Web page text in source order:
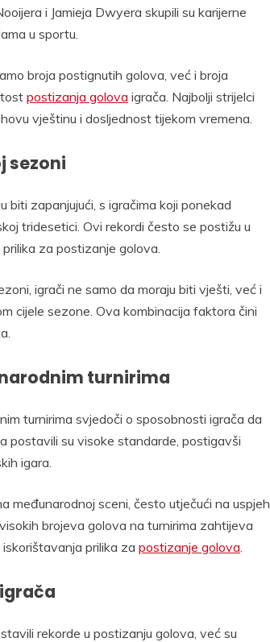
i Jamieja Dwyera skupili su karijerne
u sportu.
broja postignutih golova, već i broja
postizanja golova igrača. Najbolji strijelci
vještinu i dosljednost tijekom vremena.
sezoni
biti zapanjujući, s igračima koji ponekad
tridesetici. Ovi rekordi često se postižu u
za postizanje golova.
igrači ne samo da moraju biti vješti, već i
cijele sezone. Ova kombinacija faktora čini
turnirima
turnirima svjedoči o sposobnosti igrača da
postavili su visoke standarde, postigavši
igara.
međunarodnoj sceni, često utječući na uspjeh
brojeva golova na turnirima zahtijeva
prilika za postizanje golova
rekorde u postizanju golova, već su